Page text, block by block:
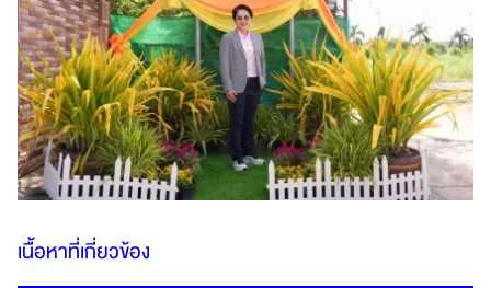
เนื้อหาที่เกี่ยวข้อง